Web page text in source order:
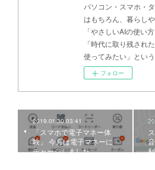
パソコン・スマホ・
はもちろん、暮らし
「やさしいAIの使い
「時代に取り残され
使ってみたい」とい
フォロー
2019.01.30 03:41
「スマホで電子マネー体
験」 今月は電子マネーに
チャージしました